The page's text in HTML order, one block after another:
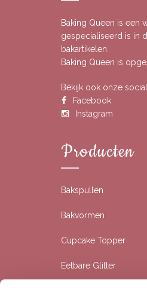
Baking Queen is een
gespecialiseerd is in
bakartikelen.
Baking Queen is
Bekijk ook onze
Facebook
Instagram
Producten
Bakspullen
Bakvormen
Cupcake Topper
Eetbare Glitter